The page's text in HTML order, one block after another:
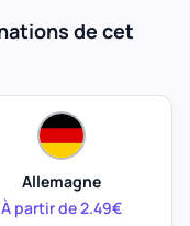
de cet
Allemagne
À partir de 2.49€